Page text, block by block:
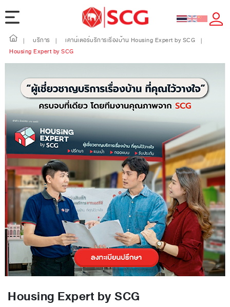
| บริการ | เคาน์เตอร์บริการเรื่องบ้าน Housing Expert by SCG
|
Housing Expert by SCG
Housing Expert by SCG